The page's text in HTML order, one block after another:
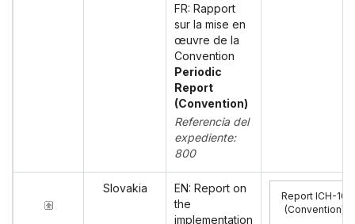
FR: Rapport
sur la mise en
œuvre de la
Convention
Periodic
Report
(Convention)
Referencia del
expediente:
800
Slovakia
EN: Report on
the
implementation
Report ICH-10
(Convention)